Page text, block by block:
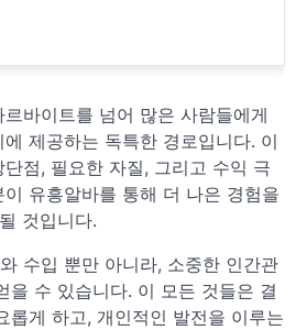
바이트를 넘어 많은 사람들에게
제공하는 독특한 경로입니다. 이
점, 필요한 자질, 그리고 수익 극
유흥알바를 통해 더 나은 경험을
것입니다.
수입 뿐만 아니라, 소중한 인간관
을 수 있습니다. 이 모든 것들은 결
롭게 하고, 개인적인 발전을 이루는